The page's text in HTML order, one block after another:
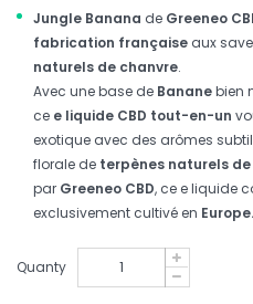
Jungle Banana de Greeneo
fabrication française aux
naturels de chanvre.
Avec une base de Bananebien
ce e liquide CBD tout-en-un
exotique avec des arômes
florale de terpènes naturels
par Greeneo CBD, ce e liquide
exclusivement cultivé en Europe.
Quanty